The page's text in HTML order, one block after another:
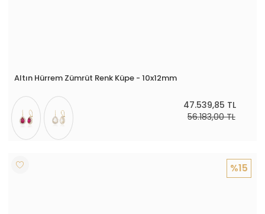
Altın Hürrem Zümrüt Renk Küpe - 10x12mm
47.539,85 TL
56.183,00 TL
%15